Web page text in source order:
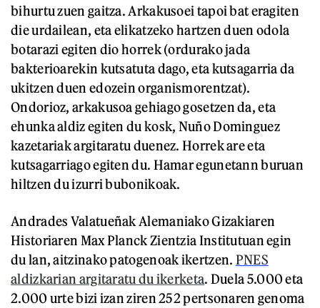
bihurtu zuen gaitza. Arkakusoei tapoi bat eragiten
die urdailean, eta elikatzeko hartzen duen odola
botarazi egiten dio horrek (ordurako jada
bakterioarekin kutsatuta dago, eta kutsagarria da
ukitzen duen edozein organismorentzat).
Ondorioz, arkakusoa gehiago gosetzen da, eta
ehunka aldiz egiten du kosk, Nuño Dominguez
kazetariak argitaratu duenez. Horrek are eta
kutsagarriago egiten du. Hamar egunetann buruan
hiltzen du izurri bubonikoak.
Andrades Valatueñak Alemaniako Gizakiaren
Historiaren Max Planck Zientzia Institutuan egin
du lan, aitzinako patogenoak ikertzen. PNES
aldizkarian argitaratu du ikerketa. Duela 5.000 eta
2.000 urte bizi izan ziren 252 pertsonaren genoma